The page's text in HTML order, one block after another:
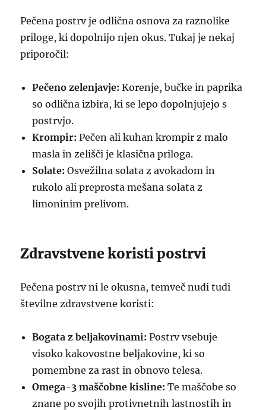
Pečena postrv je odlična osnova za raznolike
priloge, ki dopolnijo njen okus. Tukaj je nekaj
priporočil:
Pečeno zelenjavje: Korenje, bučke in paprika
so odlična izbira, ki se lepo dopolnjujejo s
postrvjo.
Krompir: Pečen ali kuhan krompir z malo
masla in zelišči je klasična priloga.
Solate: Osvežilna solata z avokadom in
rukolo ali preprosta mešana solata z
limoninim prelivom.
Zdravstvene koristi postrvi
Pečena postrv ni le okusna, temveč nudi tudi
številne zdravstvene koristi:
Bogata z beljakovinami: Postrv vsebuje
visoko kakovostne beljakovine, ki so
pomembne za rast in obnovo telesa.
Omega-3 maščobne kisline: Te maščobe so
znane po svojih protivnetnih lastnostih in